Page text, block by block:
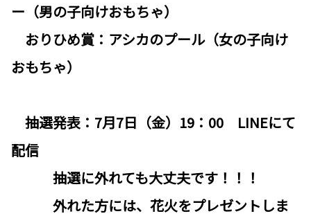
ー（男の子向けおもちゃ）
おりひめ賞：アシカのプール（女の子向け
おもちゃ）
抽選発表：7月7日（金）19：00 LINEにて
配信
抽選に外れても大丈夫です！！！
外れた方には、花火をプレゼントしま